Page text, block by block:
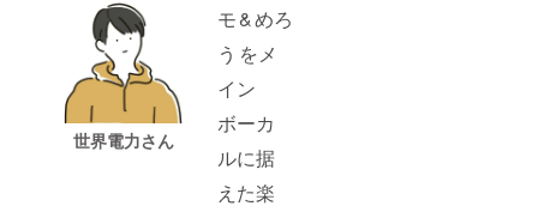
世界電力さん
モ & めろ
う をメ
イン
ボーカ
ルに据
えた楽